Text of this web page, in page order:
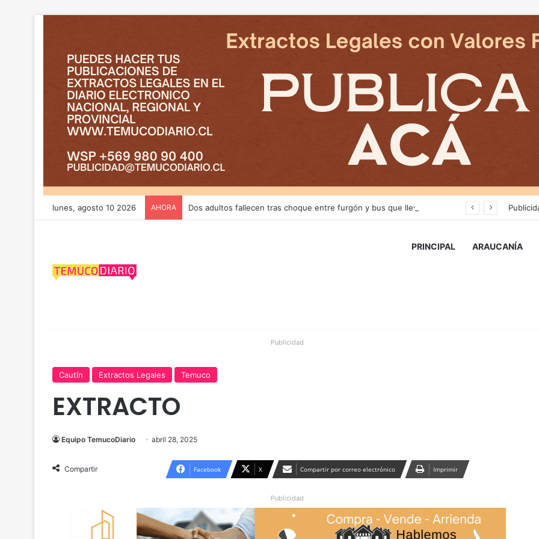
lunes, agosto 10 2026 AHORA
PRINCIPAL ARAUCANÍA
Publicidad
Cautín Extractos Legales Temuco
EXTRACTO
Equipo TemucoDiario abril 28, 2025
Compartir Facebook X Compartir por correo electrónico Imprimir
Publicidad